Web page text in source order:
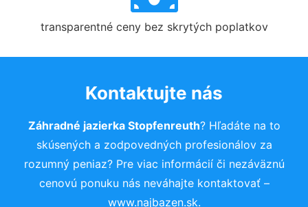
transparentné ceny bez skrytých poplatkov
Kontaktujte nás
Záhradné jazierka Stopfenreuth? Hľadáte na to
skúsených a zodpovedných profesionálov za
rozumný peniaz? Pre viac informácií či nezáväznú
cenovú ponuku nás neváhajte kontaktovať –
www.najbazen.sk.